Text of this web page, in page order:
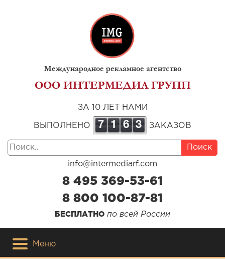
Международное рекламное агентство
ООО ИНТЕРМЕДИА ГРУПП
ЗА 10 ЛЕТ НАМИ
ВЫПОЛНЕНО 7 1 6 3 ЗАКАЗОВ
Поиск
info@intermediarf.com
8 495 369-53-61
8 800 100-87-81
БЕСПЛАТНО по всей России
Меню